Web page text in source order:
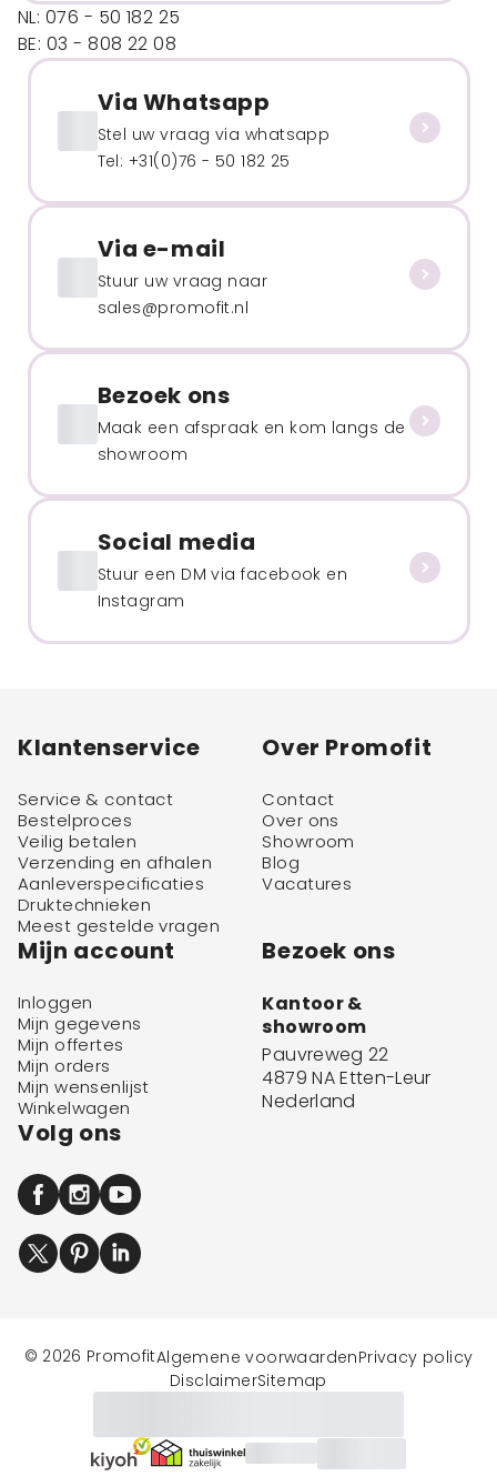
NL: 076 - 50 182 25
BE: 03 - 808 22 08
Via Whatsapp
Stel uw vraag via whatsapp
Tel: +31(0)76 - 50 182 25
Via e-mail
Stuur uw vraag naar
sales@promofit.nl
Bezoek ons
Maak een afspraak en kom langs de
showroom
Social media
Stuur een DM via facebook en
Instagram
Klantenservice
Service & contact
Bestelproces
Veilig betalen
Verzending en afhalen
Aanleverspecificaties
Druktechnieken
Meest gestelde vragen
Over Promofit
Contact
Over ons
Showroom
Blog
Vacatures
Mijn account
Inloggen
Mijn gegevens
Mijn offertes
Mijn orders
Mijn wensenlijst
Winkelwagen
Bezoek ons
Kantoor &
showroom
Pauvreweg 22
4879 NA Etten-Leur
Nederland
Volg ons
© 2026 PromofitAlgemene voorwaardenPrivacy policy
DisclaimerSitemap